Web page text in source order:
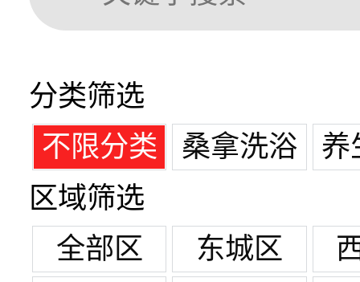
分类筛选
不限分类
桑拿洗浴
养
区域筛选
全部区
东城区